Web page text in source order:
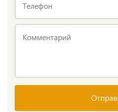
Телефон
Комментарий